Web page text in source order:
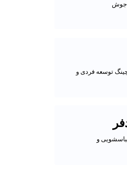
جوش
توسعه فردی و
و